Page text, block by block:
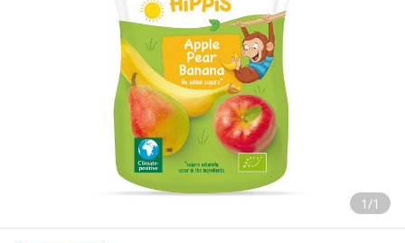
1/1